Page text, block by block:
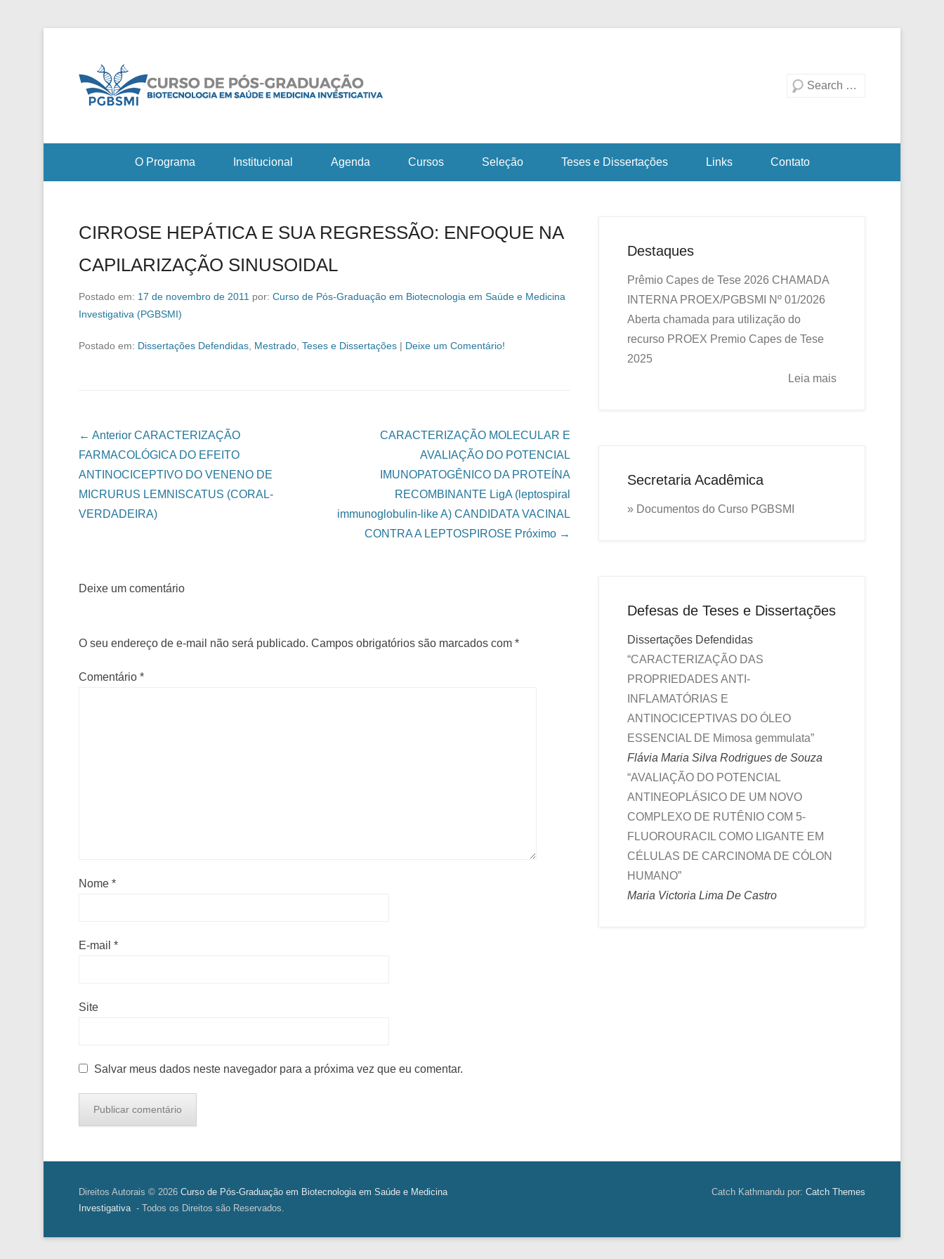
em Saúde e Medicina Investigativa
Pesquisa
O Programa Institucional Agenda Cursos Seleção Teses e Dissertações Links Contato
CIRROSE HEPÁTICA E SUA REGRESSÃO: ENFOQUE NA
CAPILARIZAÇÃO SINUSOIDAL
Postado em: 17 de novembro de 2011 por: Curso de Pós-Graduação em Biotecnologia em Saúde e Medicina
Investigativa (PGBSMI)
Postado em: Dissertações Defendidas Mestrado Teses e Dissertações | Deixe um Comentário!
Navegação das Postagens
← Anterior CARACTERIZAÇÃO
FARMACOLÓGICA DO EFEITO
ANTINOCICEPTIVO DO VENENO DE
MICRURUS LEMNISCATUS (CORAL-
VERDADEIRA)
CARACTERIZAÇÃO MOLECULAR E
AVALIAÇÃO DO POTENCIAL
IMUNOPATOGÊNICO DA PROTEÍNA
RECOMBINANTE LigA (leptospiral
immunoglobulin-like A) CANDIDATA VACINAL
CONTRA A LEPTOSPIROSE Próximo →
Deixe um comentário
O seu endereço de e-mail não será publicado. Campos obrigatórios são marcados com *
Comentário *
Nome *
E-mail *
Site
Salvar meus dados neste navegador para a próxima vez que eu comentar.
Destaques
Prêmio Capes de Tese 2026 CHAMADA
INTERNA PROEX/PGBSMI Nº 01/2026
Aberta chamada para utilização do
recurso PROEX Premio Capes de Tese
2025
Leia mais
Secretaria Acadêmica
» Documentos do Curso PGBSMI
Defesas de Teses e Dissertações
Dissertações Defendidas
“CARACTERIZAÇÃO DAS
PROPRIEDADES ANTI-
INFLAMATÓRIAS E
ANTINOCICEPTIVAS DO ÓLEO
ESSENCIAL DE Mimosa gemmulata”
Flávia Maria Silva Rodrigues de Souza
“AVALIAÇÃO DO POTENCIAL
ANTINEOPLÁSICO DE UM NOVO
COMPLEXO DE RUTÊNIO COM 5-
FLUOROURACIL COMO LIGANTE EM
CÉLULAS DE CARCINOMA DE CÓLON
HUMANO”
Maria Victoria Lima De Castro
Direitos Autorais © 2026 Curso de Pós-Graduação em Biotecnologia em Saúde e Medicina
Investigativa- Todos os Direitos são Reservados.
Catch Kathmandu por: Catch Themes